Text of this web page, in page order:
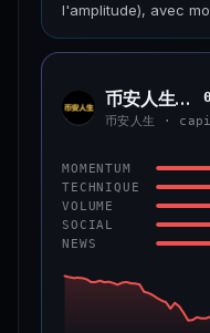
l'amplitude), avec
CAP. MARCHÉ
VAR. 7 J
VS ATH
−96,6 %
CONFIANCE
币安
人生
币安人生
币安人生 ·
MOMENTUM
TECHNIQUE
VOLUME
SOCIAL
NEWS